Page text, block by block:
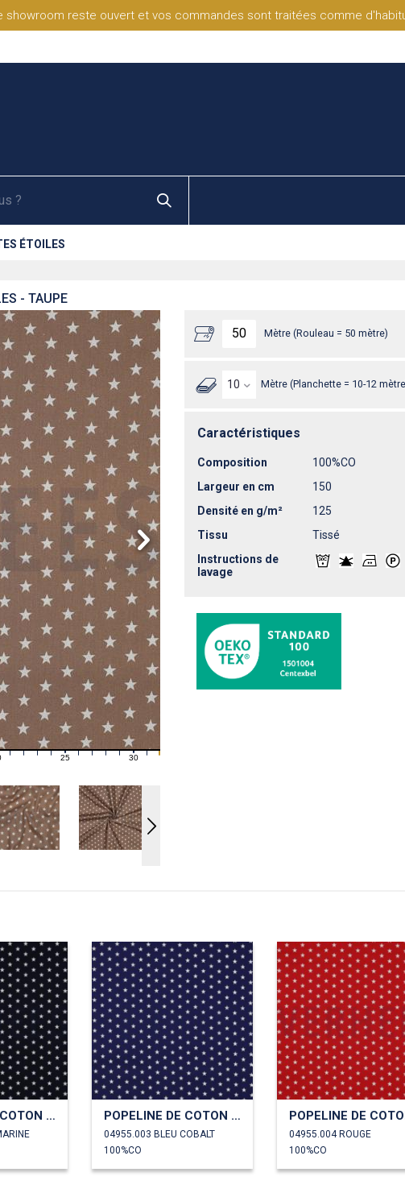
reste ouvert et vos commandes sont traitées comme
ÉTOILES
- TAUPE
21 22 23 24 26 27 28 29 30 31
Mètre (Rouleau = 50 mètre)
Mètre (Planchette = 10-12
Caractéristiques
Composition
100%CO
Largeur en cm
150
Densité en g/m²
125
Tissu
Tissé
Instructions de
lavage
POPELINE DE COTON PETITES ÉTOILES POPELINE DE COTON PETITES ÉTOILES
04955.003 BLEU COBALT
100%CO
04955.004 ROUGE
100%CO